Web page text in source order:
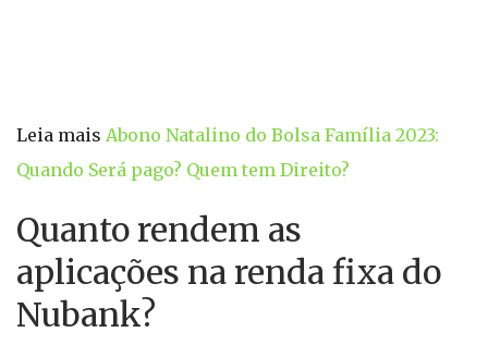
Leia mais Abono Natalino do Bolsa Família 2023:
Quando Será pago? Quem tem Direito?
Quanto rendem as
aplicações na renda fixa do
Nubank?